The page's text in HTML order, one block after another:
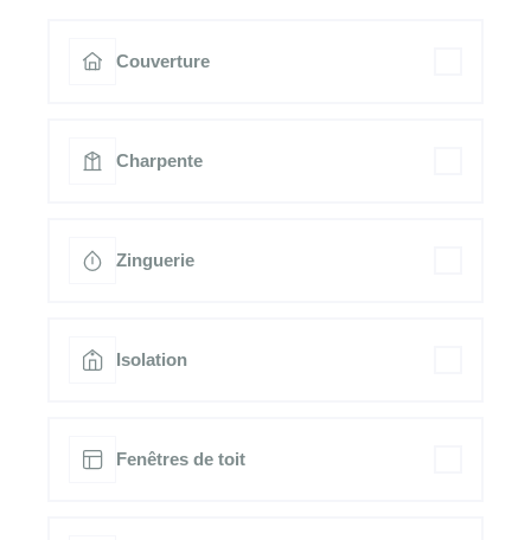
Couverture
Charpente
Zinguerie
Isolation
Fenêtres de toit